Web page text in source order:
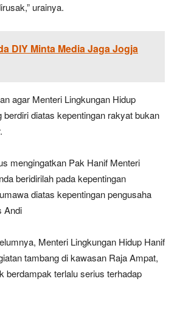
urainya.
DIY Minta Media Jaga Jogja
agar Menteri Lingkungan Hidup
berdiri diatas kepentingan rakyat bukan
mengingatkan Pak Hanif Menteri
beridirilah pada kepentingan
diatas kepentingan pengusaha
Andi
Menteri Lingkungan Hidup Hanif
tambang di kawasan Raja Ampat,
berdampak terlalu serius terhadap